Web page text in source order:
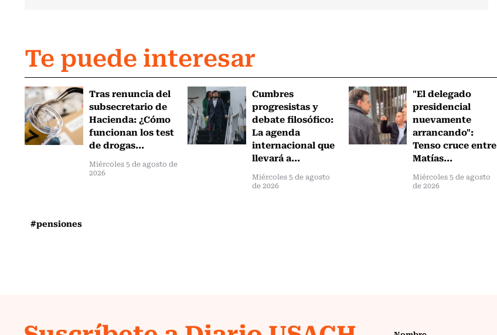
Te puede interesar
Tras renuncia del
subsecretario de
Hacienda: ¿Cómo
funcionan los test
de drogas...
Miércoles 5 de agosto de
2026
Cumbres
progresistas y
debate filosófico:
La agenda
internacional que
llevará a...
Miércoles 5 de agosto
de 2026
"El delegado
presidencial
nuevamente
arrancando":
Tenso cruce entre
Matías...
Miércoles 5 de agosto
de 2026
#pensiones